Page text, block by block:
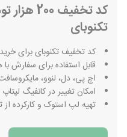
کد
تکنوبای
کد تخفیف تکنوبای برای
قابل استفاده برای سفارش
اچ پی، دل، لنوو، مایکروسافت با 15 روز مهلت تست و
امکان تغییر در کانفیگ
تهیه لپ استوک و کارکرده از